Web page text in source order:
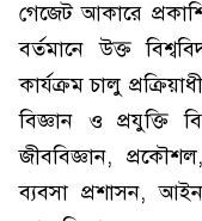
গেজেট আকারে
বর্তমানে উক্ত
কার্যক্রম চালু
বিজ্ঞান ও প্রযুক্তি
জীববিজ্ঞান,
ব্যবসা প্রশাসন,